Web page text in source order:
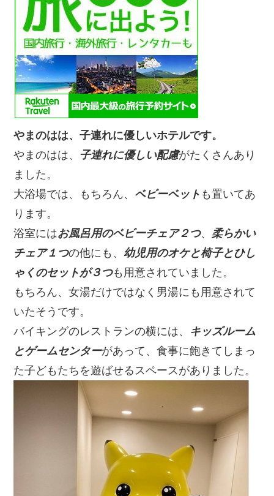
やまのはは、子連れに優しいホテルです。
やまのはは、 子連れに優しい配慮がたくさんあり
ました。
大浴場では、もちろん、 ベビーベット も置いてあ
ります。
浴室にはお風呂用のベビーチェア２つ、 柔らかい
チェア１つの他にも、 幼児用のオケと椅子とひし
ゃくのセットが３つも用意されていました。
もちろん、女湯だけではなく男湯にも用意されて
いたそうです。
バイキングのレストランの横には、 キッズルーム
とゲームセンターがあって、食事に飽きてしまっ
た子どもたちを遊ばせるスペースがありました。